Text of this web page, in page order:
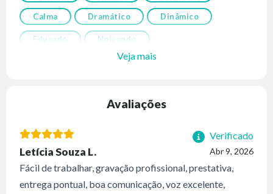
Calma Dramático Dinâmico
Educado Noivando
Veja mais
Avaliações
Verificado
Abr 9, 2026
Letícia Souza L.
Fácil de trabalhar, gravação profissional, prestativa,
entrega pontual, boa comunicação, voz excelente,